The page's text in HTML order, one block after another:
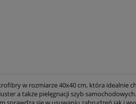
w rozmiarze 40x40 cm, która idealnie
a także pielęgnacji szyb